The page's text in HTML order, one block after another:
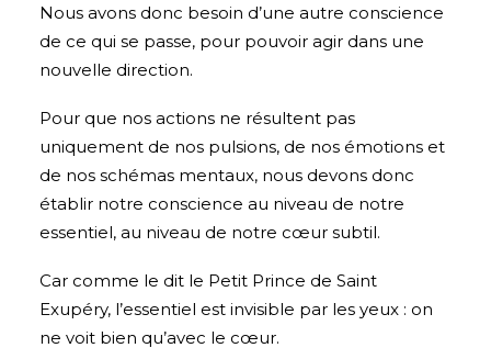
Nous avons donc besoin d’une autre conscience
de ce qui se passe, pour pouvoir agir dans une
nouvelle direction.
Pour que nos actions ne résultent pas
uniquement de nos pulsions, de nos émotions et
de nos schémas mentaux, nous devons donc
établir notre conscience au niveau de notre
essentiel, au niveau de notre cœur subtil.
Car comme le dit le Petit Prince de Saint
Exupéry, l’essentiel est invisible par les yeux : on
ne voit bien qu’avec le cœur.